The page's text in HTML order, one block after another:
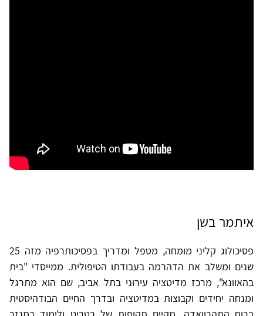
איתמר בשן
פסיכולוג קליני מומחה, מטפל ומדריך בפסיכותרפיה מזה 25
שנים ומשלב את הדהרמה בעבודתו הטיפולית. ממייסדי "בית
בהאוונא", מרכז מדיטציה עירוני בתל אביב, שם הוא מתרגל
ומנחה יחידים וקבוצות במדיטציה ובדרך החיים הבודהיסטית